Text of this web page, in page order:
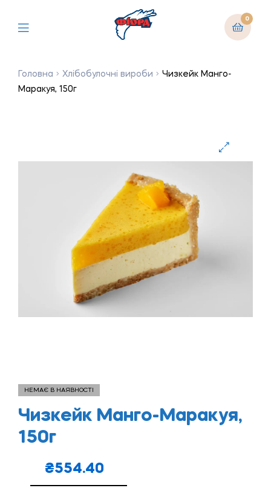
0
Головна Хлібобулочні вироби
Чизкейк Манго-
Маракуя, 150г
НЕМАЄ В НАЯВНОСТІ
Чизкейк Манго-Маракуя,
150г
₴554.40